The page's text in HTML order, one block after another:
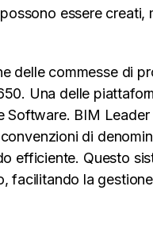
essere creati,
delle commesse di
Una delle
Software. BIM
di
efficiente. Questo
facilitando la